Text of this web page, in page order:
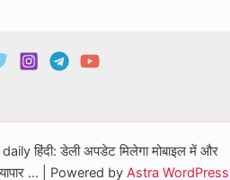
हिंदी: डेली अपडेट मिलेगा मोबाइल में और
... | Powered by Astra WordPress